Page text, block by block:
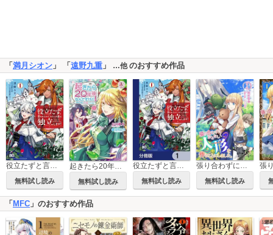
「満月シオン 」 「遠野九重 」 …他のおすすめ作品
役立たずと言われたので、わたしの家は独立します！
無料試し読み
起きたら20年後なんですけど！ ～悪役令嬢のその後のその後～
無料試し読み
役立たずと言われたので、わたしの家は独立します！【分冊版】
無料試し読み
張り合わずにおとなしく人形を作ることにしました。
無料試し読み
「 MFC 」のおすすめ作品